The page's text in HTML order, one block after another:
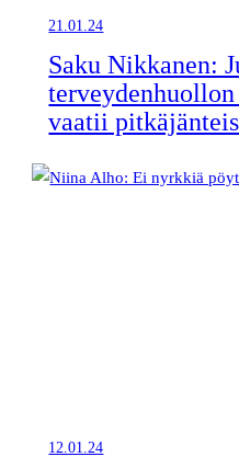
21.01.24
Saku Nikkanen:
vaatii
12.01.24